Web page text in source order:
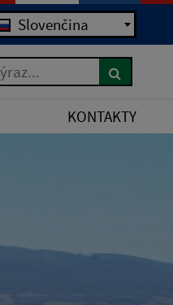
Slovenčina
KONTAKTY